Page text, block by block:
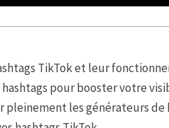
TikTok et leur
pour booster votre
les générateurs de